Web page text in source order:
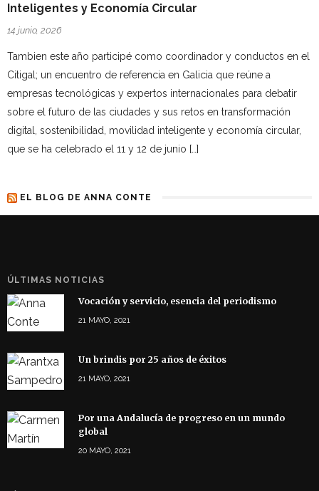
Inteligentes y Economía Circular
14 junio, 2026
Tambien este año participé como coordinador y conductos en el
Citigal; un encuentro de referencia en Galicia que reúne a
empresas tecnológicas y expertos internacionales para debatir
sobre el futuro de las ciudades y sus retos en transformación
digital, sostenibilidad, movilidad inteligente y economía circular,
que se ha celebrado el 11 y 12 de junio […]
EL BLOG DE ANNA CONTE
ÚLTIMAS NOTICIAS
Vocación y servicio, esencia del periodismo
21 MAYO, 2021
Un brindis por 25 años de éxitos
21 MAYO, 2021
Por una Andalucía de progreso en un mundo
global
20 MAYO, 2021